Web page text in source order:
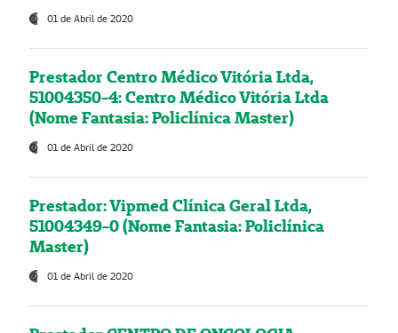
01 de Abril de 2020
Prestador Centro Médico Vitória Ltda,
51004350-4: Centro Médico Vitória Ltda
(Nome Fantasia: Policlínica Master)
01 de Abril de 2020
Prestador: Vipmed Clínica Geral Ltda,
51004349-0 (Nome Fantasia: Policlínica
Master)
01 de Abril de 2020